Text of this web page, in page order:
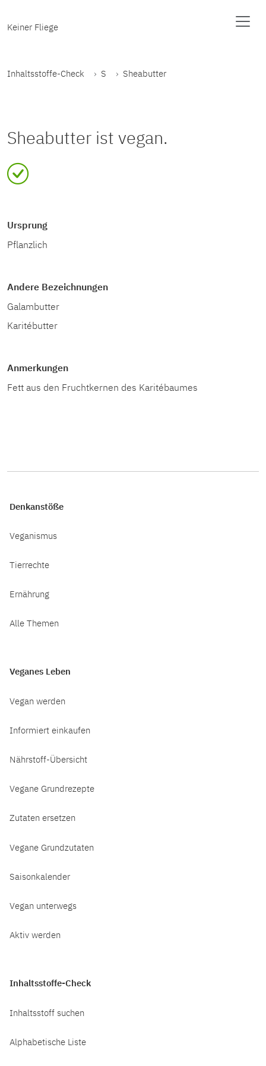
Keiner Fliege
Inhaltsstoffe-Check S Sheabutter
Sheabutter ist vegan.
Ursprung
Pflanzlich
Andere Bezeichnungen
Galambutter
Karitébutter
Anmerkungen
Fett aus den Fruchtkernen des Karitébaumes
Denkanstöße
Veganismus
Tierrechte
Ernährung
Alle Themen
Veganes Leben
Vegan werden
Informiert einkaufen
Nährstoff-Übersicht
Vegane Grundrezepte
Zutaten ersetzen
Vegane Grundzutaten
Saisonkalender
Vegan unterwegs
Aktiv werden
Inhaltsstoffe-Check
Inhaltsstoff suchen
Alphabetische Liste